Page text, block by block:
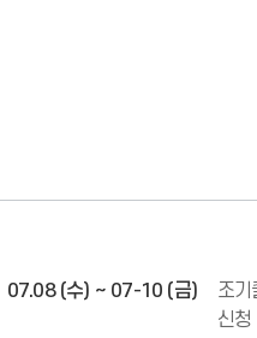
07.08 (수) ~ 07-10 (금)
조기
신청